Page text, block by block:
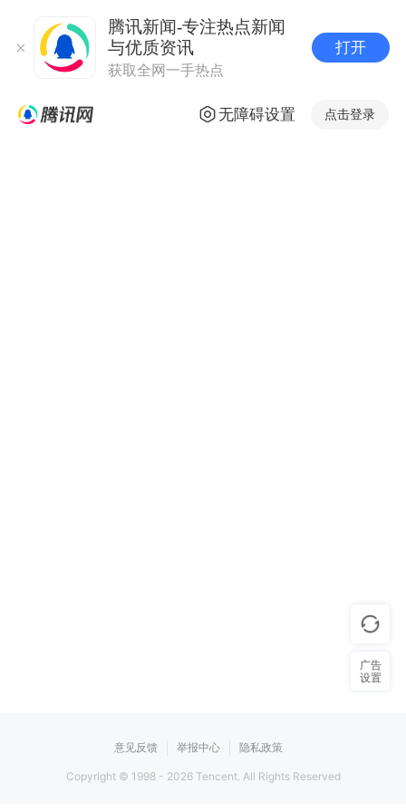
腾讯新闻-专注热点新闻
与优质资讯
获取全网一手热点
打开
无障碍设置 点击登录
意见反馈 举报中心 隐私政策
Copyright © 1998 - 2026Tencent. All Rights Reserved
广告
设置